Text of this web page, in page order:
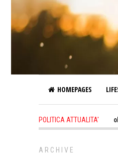
HOMEPAGES
POLITICA ATTUALITA'
2 days ago - Altro che
ARCHIVE